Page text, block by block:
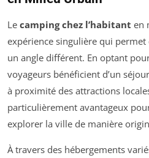
Le camping chez l’habitant en
expérience singulière qui
un angle différent. En optant
voyageurs bénéficient d’un séjour
à proximité des attractions
particulièrement avantageux
explorer la ville de manière
À travers des hébergements